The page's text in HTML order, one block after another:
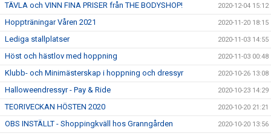
TÄVLA och VINN FINA PRISER från THE BODYSHOP! 2020-12-04 15:12
Hoppträningar Våren 2021 2020-11-20 18:15
Lediga stallplatser 2020-11-03 14:55
Höst och hästlov med hoppning 2020-11-03 00:48
Klubb- och Minimästerskap i hoppning och dressyr 2020-10-26 13:08
Halloweendressyr - Pay & Ride 2020-10-23 14:29
TEORIVECKAN HÖSTEN 2020 2020-10-20 21:21
OBS INSTÄLLT - Shoppingkväll hos Granngården 2020-10-20 13:56